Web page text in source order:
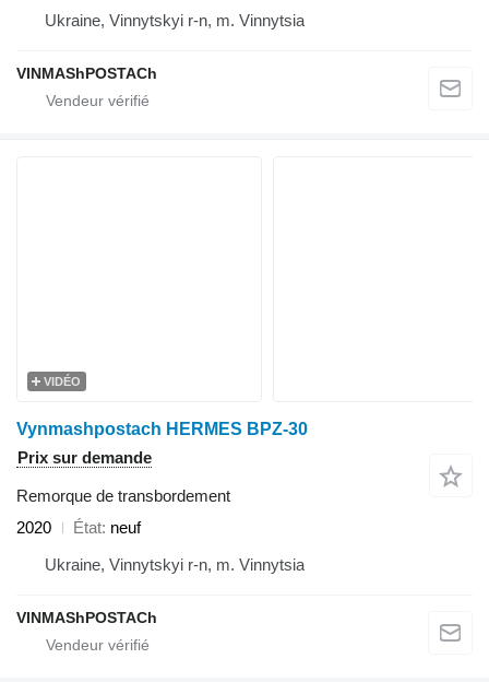
Ukraine, Vinnytskyi r-n, m. Vinnytsia
VINMAShPOSTACh
VIDÉO
Vynmashpostach HERMES BPZ-30
Prix sur demande
Remorque de transbordement
2020
État neuf
Ukraine, Vinnytskyi r-n, m. Vinnytsia
VINMAShPOSTACh